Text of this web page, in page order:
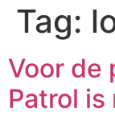
Tag:
Voor de
Patrol